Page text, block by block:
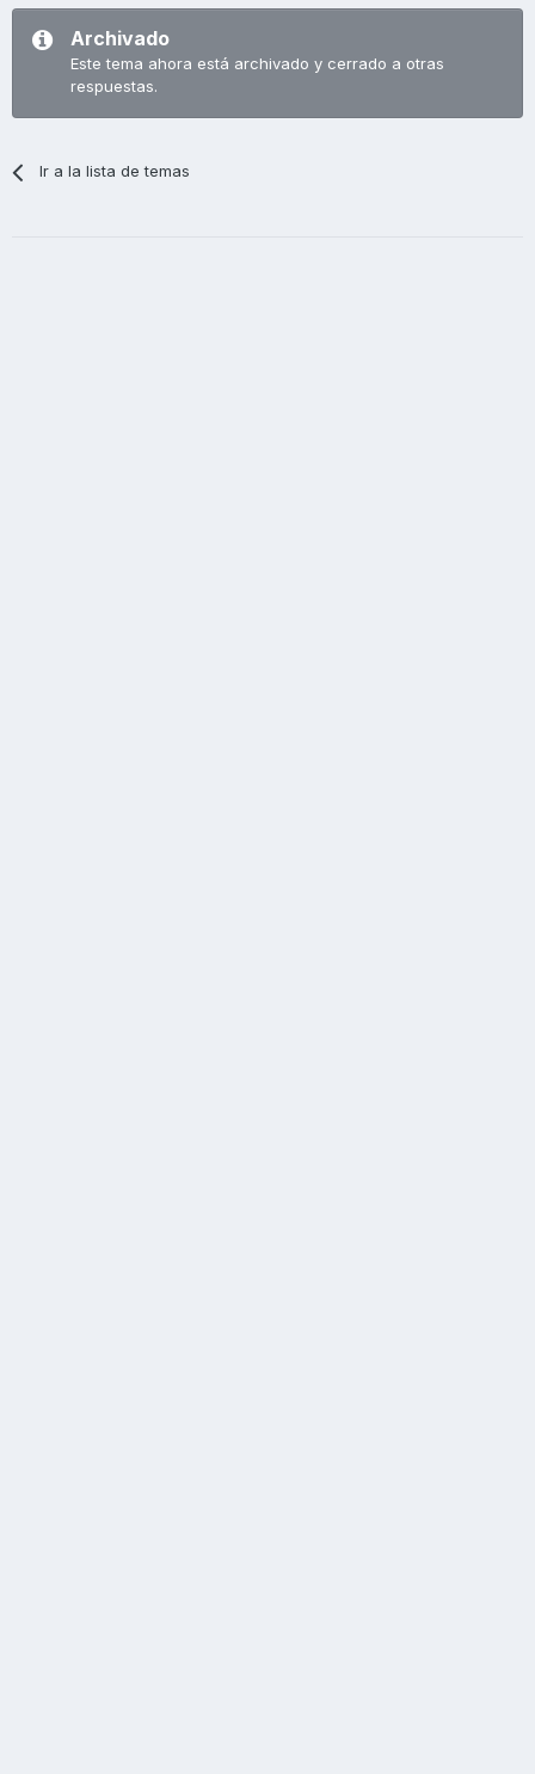
Archivado
Este tema ahora está archivado y cerrado a otras
respuestas.
Ir a la lista de temas